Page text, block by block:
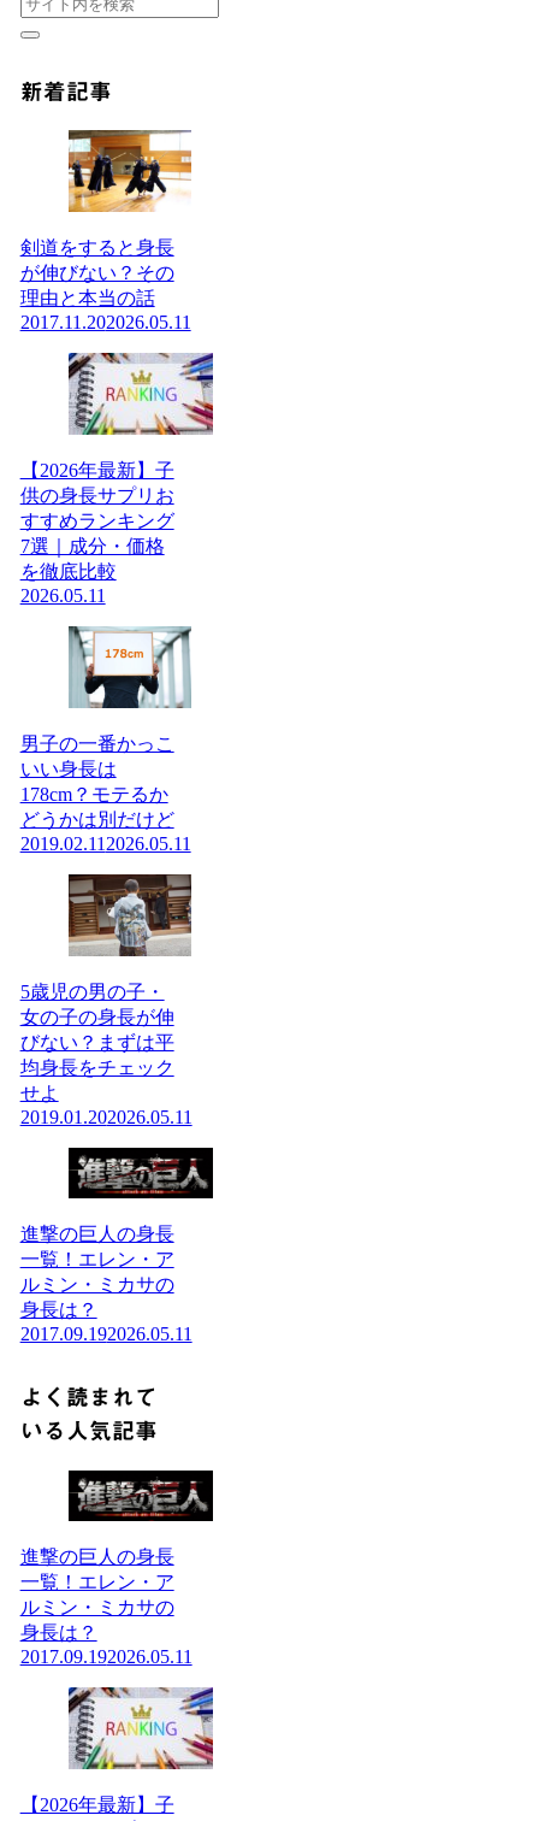
新着記事
剣道をすると身長
が伸びない？その
理由と本当の話
2017.11.202026.05.11
【2026年最新】子
供の身長サプリお
すすめランキング
7選｜成分・価格
を徹底比較
2026.05.11
男子の一番かっこ
いい身長は
178cm？モテるか
どうかは別だけど
2019.02.11 2026.05.11
5歳児の男の子・
女の子の身長が伸
びない？まずは平
均身長をチェック
せよ
2019.01.202026.05.11
進撃の巨人の身長
一覧！エレン・ア
ルミン・ミカサの
身長は？
2017.09.192026.05.11
よく読まれて
いる人気記事
進撃の巨人の身長
一覧！エレン・ア
ルミン・ミカサの
身長は？
2017.09.192026.05.11
【2026年最新】子